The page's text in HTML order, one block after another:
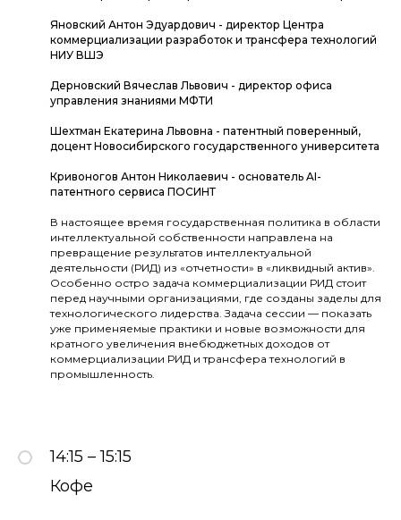
Яновский Антон Эдуардович - директор Центра
коммерциализации разработок и трансфера технологий
НИУ ВШЭ
Дерновский Вячеслав Львович - директор офиса
управления знаниями МФТИ
Шехтман Екатерина Львовна - патентный поверенный,
доцент Новосибирского государственного университета
Кривоногов Антон Николаевич - основатель AI-
патентного сервиса ПОСИНТ
В настоящее время государственная политика в области
интеллектуальной собственности направлена на
превращение результатов интеллектуальной
деятельности (РИД) из «отчетности» в «ликвидный актив».
Особенно остро задача коммерциализации РИД стоит
перед научными организациями, где созданы заделы для
технологического лидерства. Задача сессии — показать
уже применяемые практики и новые возможности для
кратного увеличения внебюджетных доходов от
коммерциализации РИД и трансфера технологий в
промышленность.
14:15 – 15:15
Кофе